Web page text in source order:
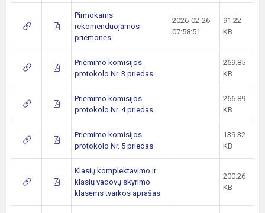
Pirmokams
rekomenduojamos
priemonės
2026-02-26
07:58:51
91.22
KB
Priėmimo komisijos
protokolo Nr. 3 priedas
269.85
KB
Priėmimo komisijos
protokolo Nr. 4 priedas
266.89
KB
Priėmimo komisijos
protokolo Nr. 5 priedas
139.32
KB
Klasių komplektavimo ir
klasių vadovų skyrimo
klasėms tvarkos aprašas
200.26
KB